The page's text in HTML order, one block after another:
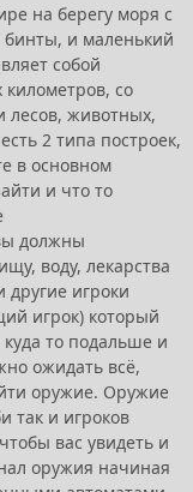
на берегу моря с
и маленький
собой
со
лесов, животных,
2 типа построек,
в основном
и что то
должны
воду, лекарства
игроки
игрок) который
то подальше и
ожидать всё,
оружие. Оружие
так и игроков
вас увидеть и
оружия начиная